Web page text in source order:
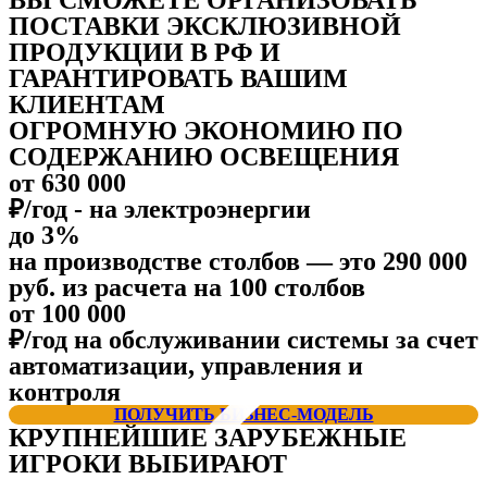
ПОСТАВКИ ЭКСКЛЮЗИВНОЙ
ПРОДУКЦИИ В РФ И
ГАРАНТ ИРОВАТЬ ВАШИМ
КЛИЕНТАМ
ОГРОМНУЮ ЭКОНОМИЮ ПО
СОДЕРЖАНИЮ ОСВЕЩЕНИЯ
от 630 000
₽/год - на электроэнергии
до 3%
на производстве столбов — это 290 000
руб. из расчета на 100 столбов
от 100 000
₽/год на обслуживании системы за счет
автоматизации, управления и
контроля
ПОЛУЧИТЬ БИЗНЕС-МОДЕЛЬ
КРУПНЕЙШИЕ ЗАРУБЕЖНЫЕ
ИГРОКИ ВЫБИРАЮТ